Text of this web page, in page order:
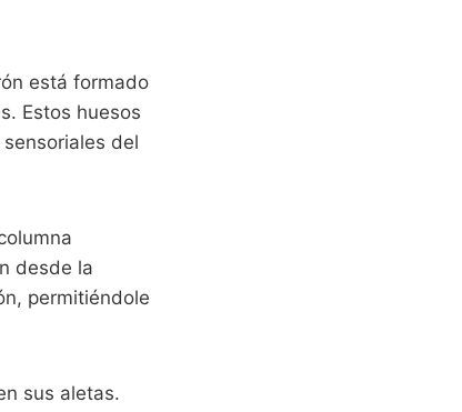
está formado
Estos huesos
del
desde la
permitiéndole
sus aletas.